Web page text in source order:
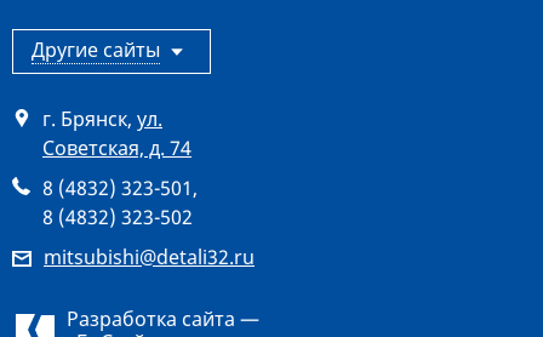
Другие сайты
г. Брянск, ул.
Советская, д. 74
8 (4832) 323-501,
8 (4832) 323-502
mitsubishi@detali32.ru
Разработка сайта —